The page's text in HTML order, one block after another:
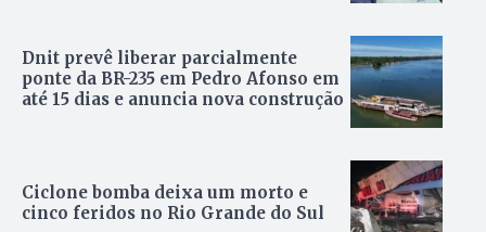
Dnit prevê liberar parcialmente
ponte da BR-235 em Pedro Afonso em
até 15 dias e anuncia nova construção
Ciclone bomba deixa um morto e
cinco feridos no Rio Grande do Sul